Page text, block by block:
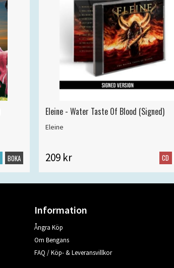
BOKA
Eleine - Water Taste Of Blood (Signed)
Eleine
209 kr CD
Information
Ångra Köp
Om Bengans
FAQ / Köp- & Leveransvillkor